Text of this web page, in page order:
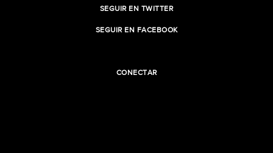
SEGUIR EN TWITTER
SEGUIR EN FACEBOOK
CONECTAR